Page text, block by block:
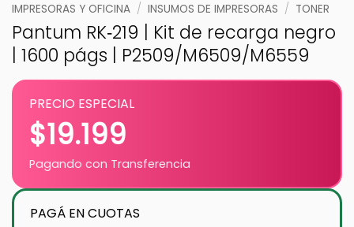
IMPRESORAS Y OFICINA / INSUMOS DE IMPRESORAS / TONER
Pantum RK‑219 | Kit de recarga negro
| 1600 págs | P2509/M6509/M6559
PRECIO ESPECIAL
$19.199
Pagando con Transferencia
PAGÁ EN CUOTAS